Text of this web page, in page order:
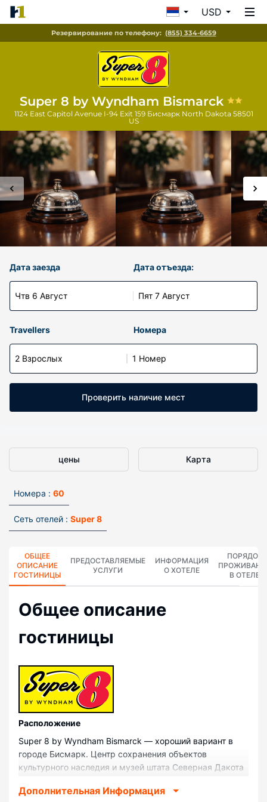
USD
Резервирование по телефону: (855) 334-6659
Super 8 by Wyndham Bismarck
1124 East Capitol Avenue I-94 Exit 159 Бисмарк North Dakota 58501
US
Дата заезда
Чтв 6 Август
Дата отъезда:
Пят 7 Август
Travellers Номера
2 Взрослых 1 Номер
Проверить наличие мест
цены Карта
Номера : 60
Сеть отелей : Super 8
ОБЩЕЕ
ОПИСАНИЕ
ГОСТИНИЦЫ
ПРЕДОСТАВЛЯЕМЫЕ
УСЛУГИ
ИНФОРМАЦИЯ
О ХОТЕЛЕ
ПОРЯДОК
В ОТЕЛЕ
Общее описание
гостиницы
Pасположение
Super 8 by Wyndham Bismarck — хороший вариант в
городе Бисмарк. Центр сохранения объектов
культурного наследия и музей штата Северная Дакота
на автомобиле. Отель — вариант с прекрасным
Дополнительная Информация